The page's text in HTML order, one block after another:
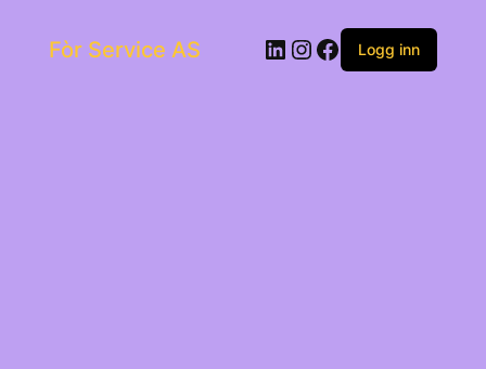
contentFòr Service AS LinkedIn
Instagram
Facebook
Logg inn